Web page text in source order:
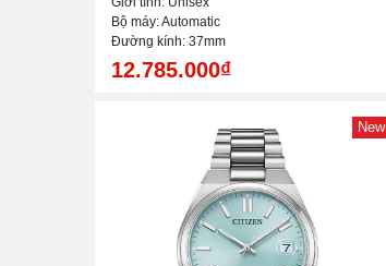
Bộ máy: Automatic
Đường kính: 37mm
12.785.000₫
New